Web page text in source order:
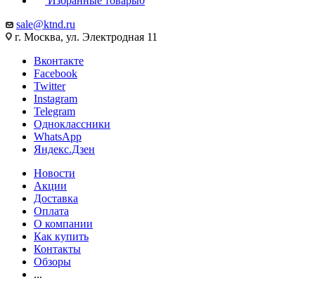
sale@ktnd.ru
г. Москва, ул. Электродная 11
Вконтакте
Facebook
Twitter
Instagram
Telegram
Одноклассники
WhatsApp
Яндекс.Дзен
Новости
Акции
Доставка
Оплата
О компании
Как купить
Контакты
Обзоры
...